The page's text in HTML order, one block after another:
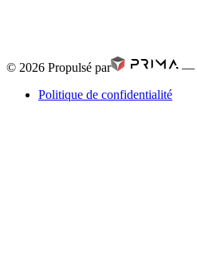
© 2026 Propulsé par —
Politique de confidentialité